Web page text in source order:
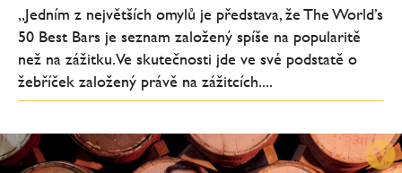
„Jedním z největších omylů je představa, že The World’s
50 Best Bars je seznam založený spíše na popularitě
než na zážitku. Ve skutečnosti jde ve své podstatě o
žebříček založený právě na zážitcích....